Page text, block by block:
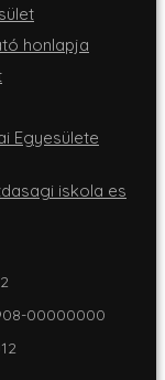
honlapja
Egyesülete
00000000